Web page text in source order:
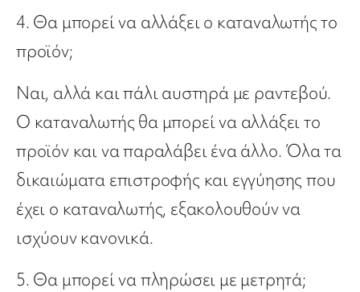
4. Θα μπορεί να αλλάξει ο καταναλωτής το
προϊόν;
Ναι, αλλά και πάλι αυστηρά με ραντεβού.
Ο καταναλωτής θα μπορεί να αλλάξει το
προϊόν και να παραλάβει ένα άλλο. Όλα τα
δικαιώματα επιστροφής και εγγύησης που
έχει ο καταναλωτής, εξακολουθούν να
ισχύουν κανονικά.
5. Θα μπορεί να πληρώσει με μετρητά;